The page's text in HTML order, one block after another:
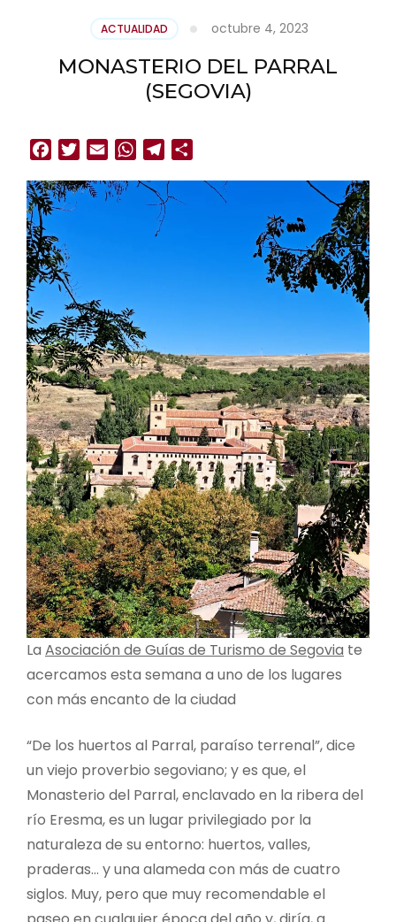
ACTUALIDAD octubre 4, 2023
MONASTERIO DEL PARRAL
(SEGOVIA)
Facebook
Twitter
Email WhatsAppTelegram
La Asociación de Guías de Turismo de Segovia te
acercamos esta semana a uno de los lugares
con más encanto de la ciudad
“De los huertos al Parral, paraíso terrenal”, dice
un viejo proverbio segoviano; y es que, el
Monasterio del Parral, enclavado en la ribera del
río Eresma, es un lugar privilegiado por la
naturaleza de su entorno: huertos, valles,
praderas… y una alameda con más de cuatro
siglos. Muy, pero que muy recomendable el